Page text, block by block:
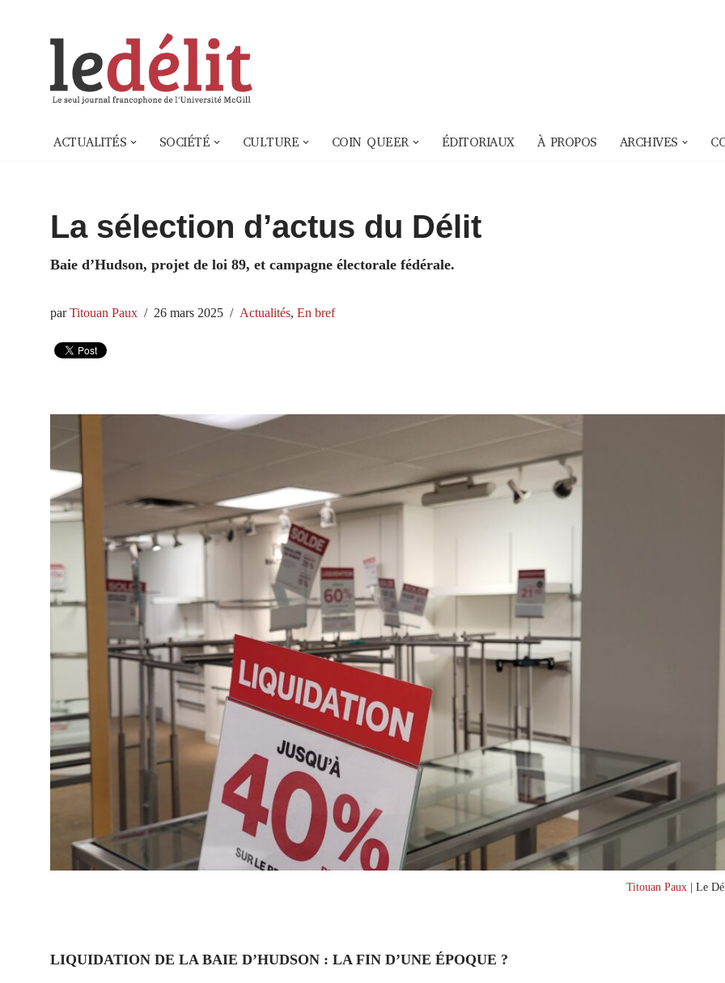
ACTUALITÉS SOCIÉTÉ CULTURE COIN QUEER ÉDITORIAUX À PROPOS ARCHIVES
La sélection d’actus du Délit
Baie d’Hudson, projet de loi 89, et campagne électorale fédérale.
parTitouan Paux 26 mars 2025 Actualités, En bref
Titouan Paux | Le
LIQUIDATION DE LA BAIE D’HUDSON : LA FIN D’UNE ÉPOQUE ?